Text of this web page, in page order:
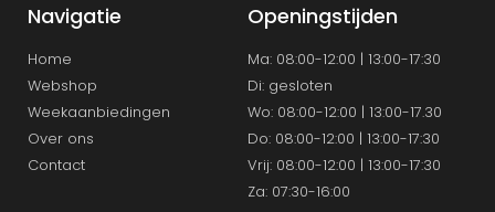
Navigatie
Home
Webshop
Weekaanbiedingen
Over ons
Contact
Openingstijden
Ma: 08:00-12:00 | 13:00-17:30
Di: gesloten
Wo: 08:00-12:00 | 13:00-17.30
Do: 08:00-12:00 | 13:00-17:30
Vrij: 08:00-12:00 | 13:00-17:30
Za: 07:30-16:00